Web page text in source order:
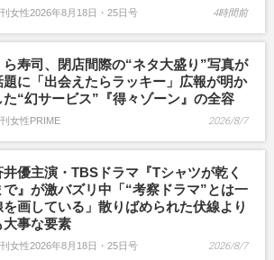
女性2026年8月18日・25日号 4時間前
ら寿司、閉店間際の“ネタ大盛り”写真が
題に「出会えたらラッキー」広報が明か
た“幻サービス”『得々ゾーン』の全容
女性PRIME 2026/8/7
井優主演・TBSドラマ『Tシャツが乾く
で』が激バズリ中「“考察ドラマ”とは一
を画している」散りばめられた伏線より
大事な要素
女性2026年8月18日・25日号 2026/8/7